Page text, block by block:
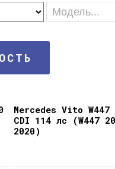
Mercedes Vito W447
CDI 114 лс (W447
2020)